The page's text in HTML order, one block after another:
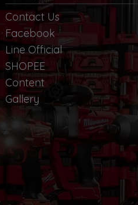
Contact Us
Facebook
Line Official
SHOPEE
Content
Gallery